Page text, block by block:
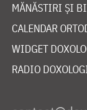
MĂNĂSTIRI ȘI
CALENDAR
WIDGET
RADIO